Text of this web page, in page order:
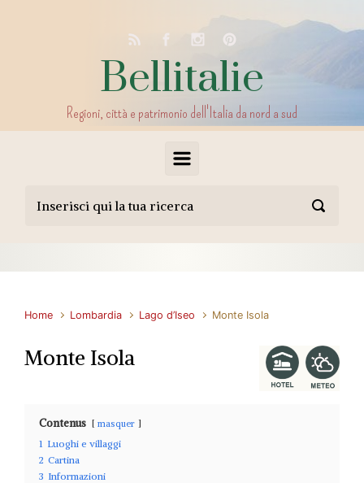
Bellitalie
Regioni, città e patrimonio dell'Italia da nord a sud
Home Lombardia Lago d’Iseo Monte Isola
Monte Isola
Contenus masquer
1 Luoghi e villaggi
2 Cartina
3 Informazioni